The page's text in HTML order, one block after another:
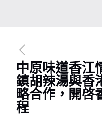
中原味道香江
鎮胡辣湯與香
略合作，開啓
程